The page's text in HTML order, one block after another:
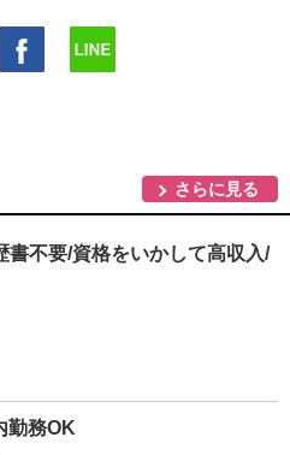
さらに見る
書不要/資格をいかして高収入/
勤務OK